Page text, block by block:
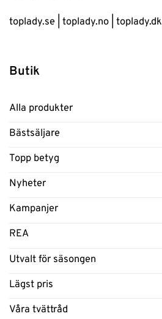
toplady.se toplady.no toplady.dk
Butik
Alla produkter
Bästsäljare
Topp betyg
Nyheter
Kampanjer
REA
Utvalt för säsongen
Lägst pris
Våra tvättråd